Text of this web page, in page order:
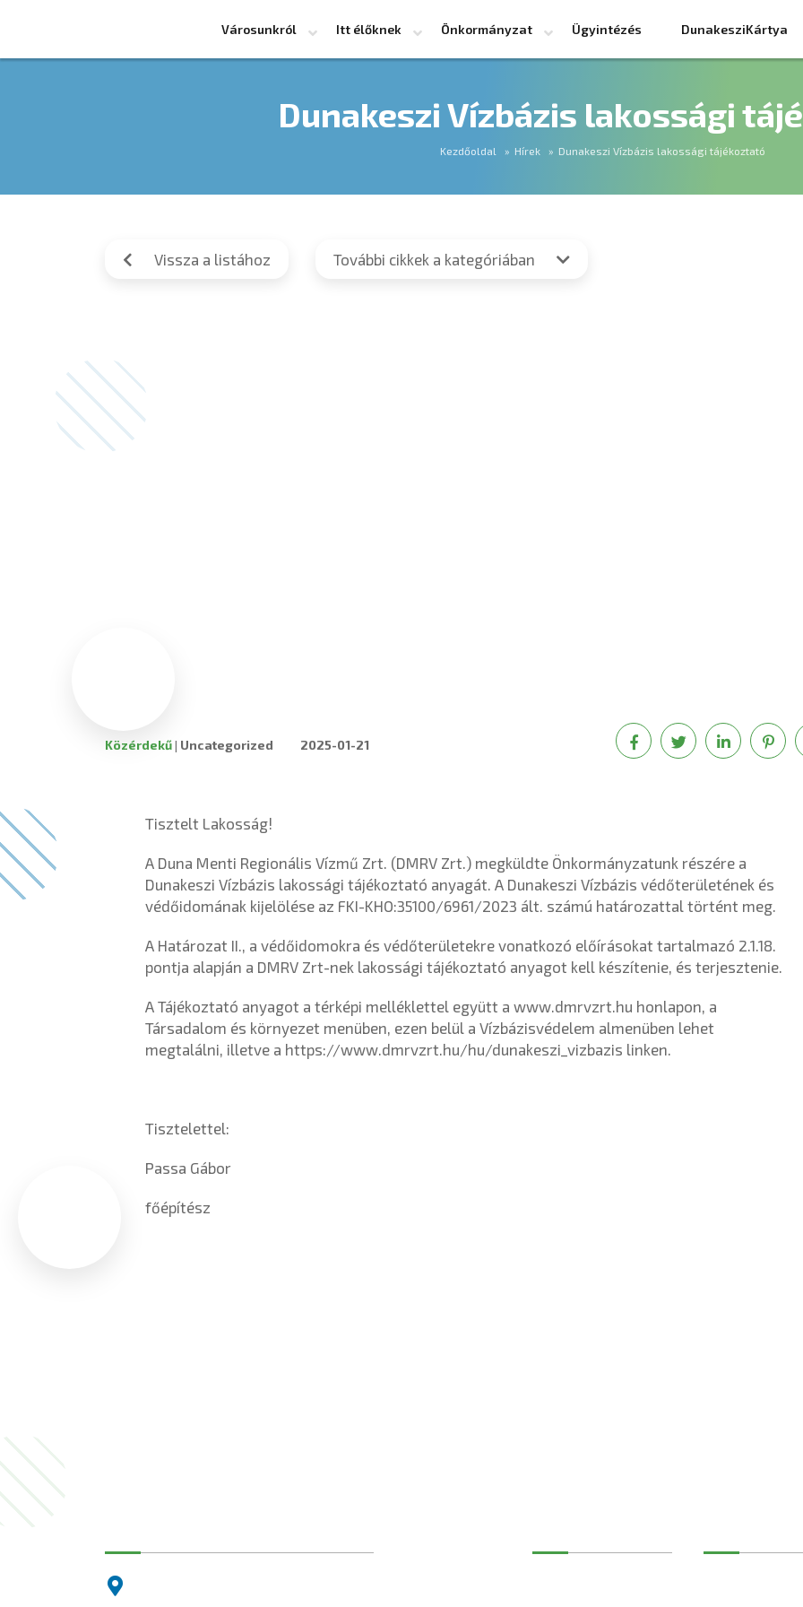
Városunkról Itt élőknek Önkormányzat Ügyintézés DunakesziKártya
Dunakeszi Vízbázis lakossági
Kezdőoldal Hírek Dunakeszi Vízbázis lakossági tájékoztató
Vissza a listához További cikkek a kategóriában
Közérdekű| Uncategorized 2025-01-21
Tisztelt Lakosság!
A Duna Menti Regionális Vízmű Zrt. (DMRV Zrt.) megküldte Önkormányzatunk részére a
Dunakeszi Vízbázis lakossági tájékoztató anyagát. A Dunakeszi Vízbázis védőterületének és
védőidomának kijelölése az FKI-KHO:35100/6961/2023 ált. számú határozattal történt meg.
A Határozat II., a védőidomokra és védőterületekre vonatkozó előírásokat tartalmazó 2.1.18.
pontja alapján a DMRV Zrt-nek lakossági tájékoztató anyagot kell készítenie, és terjesztenie.
A Tájékoztató anyagot a térképi melléklettel együtt a www.dmrvzrt.hu honlapon, a
Társadalom és környezet menüben, ezen belül a Vízbázisvédelem almenüben lehet
megtalálni, illetve a https://www.dmrvzrt.hu/hu/dunakeszi_vizbazis linken.
Tisztelettel:
Passa Gábor
főépítész